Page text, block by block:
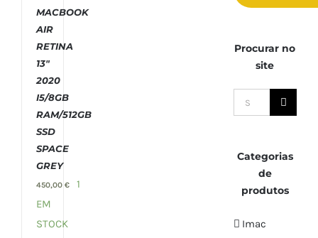
/
DETAILS
MACBOOK
AIR
RETINA
13″
2020
I5/8GB
RAM/512GB
SSD
SPACE
GREY
450,00 €
1
EM
STOCK
Procurar no
site
Search
for:
Categorias
de
produtos
Imac